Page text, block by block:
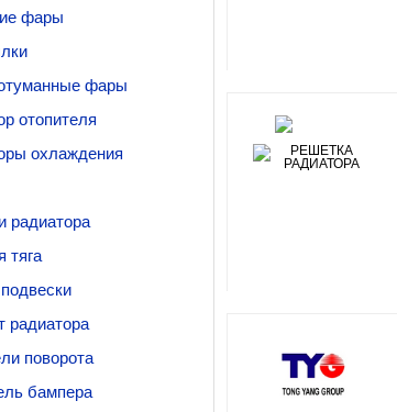
фары
фары
отопителя
охлаждения
радиатора
тяга
радиатора
поворота
бампера